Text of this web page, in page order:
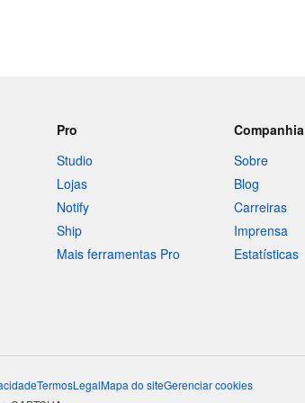
Pro
Studio
Lojas
Notify
Ship
Mais ferramentas Pro
Companhia
Sobre
Blog
Carreiras
Imprensa
Estatísticas
TermosLegalMapa do siteGerenciar cookies